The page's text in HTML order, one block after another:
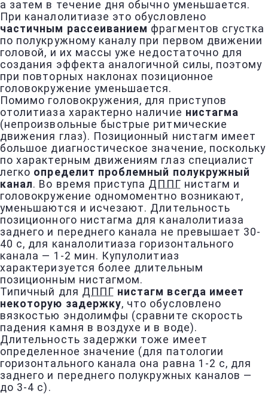
а затем в течение дня обычно уменьшается.
При каналолитиазе это обусловлено
частичным рассеиванием фрагментов сгустка
по полукружному каналу при первом движении
головой, и их массы уже недостаточно для
создания эффекта аналогичной силы, поэтому
при повторных наклонах позиционное
головокружение уменьшается.
Помимо головокружения, для приступов
отолитиаза характерно наличие нистагма
(непроизвольные быстрые ритмические
движения глаз). Позиционный нистагм имеет
большое диагностическое значение, поскольку
по характерным движениям глаз специалист
легко определит проблемный полукружный
канал. Во время приступа ДППГ нистагм и
головокружение одномоментно возникают,
уменьшаются и исчезают. Длительность
позиционного нистагма для каналолитиаза
заднего и переднего канала не превышает 30-
40 с, для каналолитиаза горизонтального
канала — 1-2 мин. Купулолитиаз
характеризуется более длительным
позиционным нистагмом.
Типичный для ДППГ нистагм всегда имеет
некоторую задержку, что обусловлено
вязкостью эндолимфы (сравните скорость
падения камня в воздухе и в воде).
Длительность задержки тоже имеет
определенное значение (для патологии
горизонтального канала она равна 1-2 с, для
заднего и переднего полукружных каналов —
до 3-4 с).